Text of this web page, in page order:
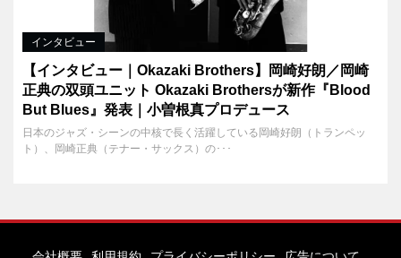
インタビュー
【インタビュー｜Okazaki Brothers】岡崎好朗／岡崎
正典の双頭ユニット Okazaki Brothersが新作『Blood
But Blues』発表｜小曽根真プロデュース
日本のジャズ・シーンの中核で長く活躍している岡崎好朗（トランペッ
ト）、岡崎正典（テナー・サックス）の･･･